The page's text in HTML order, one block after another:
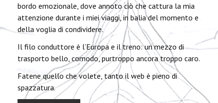
bordo emozionale, dove annoto ciò che cattura la mia
attenzione durante i miei viaggi, in balia del momento e
della voglia di condividere.
Il filo conduttore è l’Europa e il treno: un mezzo di
trasporto bello, comodo, purtroppo ancora troppo caro.
Fatene quello che volete, tanto il web è pieno di
spazzatura.